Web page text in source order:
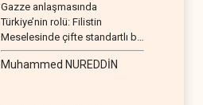
Gazze anlaşmasında
Türkiye’nin rolü: Filistin
Meselesinde çifte standartlı bir
seyir
Muhammed NUREDDİN